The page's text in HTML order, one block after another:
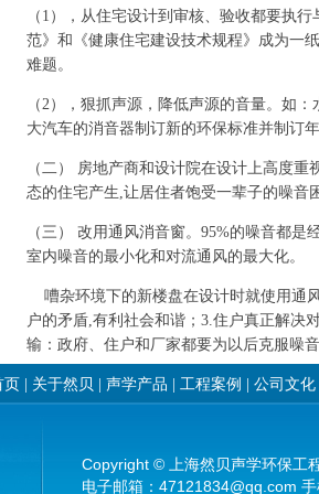
（1），从住宅设计到审核、验收都要执
范》和《健康住宅建设技术规程》成为一
难题。
（2），狠抓声源，降低声源的音量。如
大汽车的消音器制订新的环保标准并制订
（二） 房地产商和设计院在设计上高度
态的住宅产生,让居住者饱受一辈子的噪音
（三） 改用通风消音窗。95%的噪音都
室内噪音的最小化和对流通风的最大化。
嘈杂环境下的新楼盘在设计时就使用通
户的矛盾,有利社会和谐；3.住户真正解决
输：政府、住户和厂家都要为以后克服噪音
页 关于然贝 声学产品 工程案例 公司文化|
Copyright © 上海然贝声学环保工
电子邮箱：47121834@qq.com